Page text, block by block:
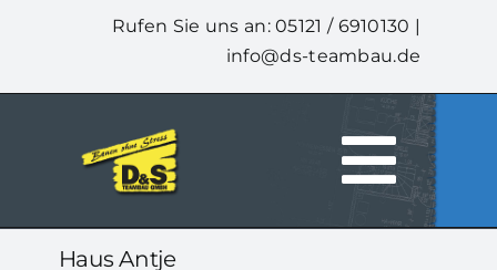
springen
Rufen Sie uns an: 05121 / 6910130 |
info@ds-teambau.de
Haus Antje